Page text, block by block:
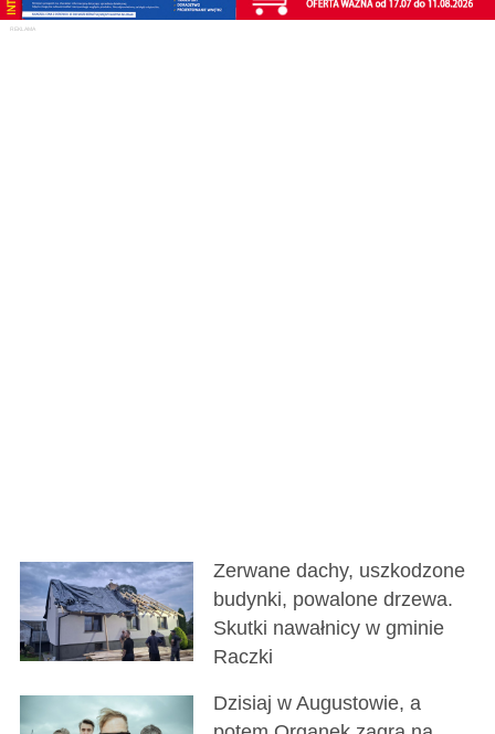
Zerwane dachy, uszkodzone
budynki, powalone drzewa.
Skutki nawałnicy w gminie
Raczki
Dzisiaj w Augustowie, a